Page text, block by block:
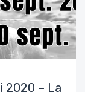
2020 – La